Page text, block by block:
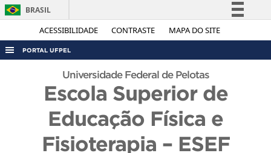
ACESSIBILIDADE CONTRASTE MAPA DO SITE
BRASIL
Simplifique!
Acesso à informação
Legislação
Canais
PORTAL UFPEL
ACESSO À INFORMAÇÃO
AUDITORIA
COBALTO
Universidade Federal de Pelotas
Escola Superior de
Educação Física e
Fisioterapia – ESEF